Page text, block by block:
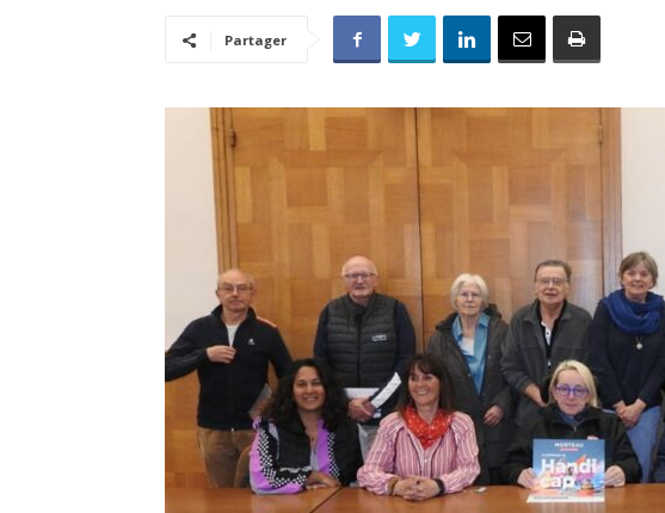
Partager